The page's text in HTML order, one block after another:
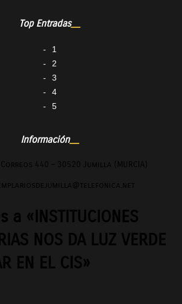
Top Entradas
1
2
3
4
5
Información
440 – 30520 Jumilla (MURCIA)
a «INSTITUCIONES
NOS DA LUZ VERDE
EN EL CIS»